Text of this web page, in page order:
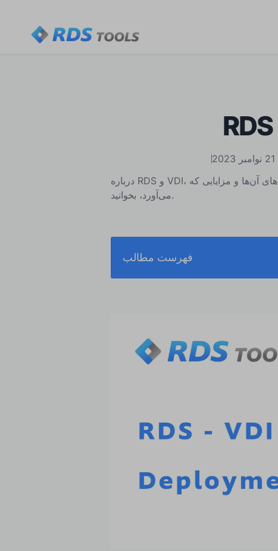
درباره RDS و VDI، شباهت‌های آن‌ها و مزایایی که RDS TOOLS برای هر یک از این تنظیمات به ارمغان
می‌آورد، بخوانید.
فهرست مطالب